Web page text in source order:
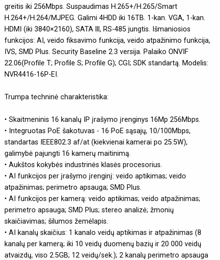
greitis iki 256Mbps. Suspaudimas H.265+/H.265/Smart
H.264+/H.264/MJPEG. Galimi 4HDD iki 16TB. 1-kan. VGA, 1-kan.
HDMI (iki 3840×2160), SATA lll, RS-485 jungtis. Išmaniosios
funkcijos: AI, veido fiksavimo funkcija, veido atpažinimo funkcija,
IVS, SMD Plus. Security Baseline 2.3 versija. Palaiko ONVIF
22.06(Profile T; Profile S; Profile G); CGI; SDK standartą. Modelis:
NVR4416-16P-EI.
Trumpa techninė charakteristika:
• Skaitmeninis 16 kanalų IP įrašymo įrenginys 16Mp 256Mbps.
• Integruotas PoE šakotuvas - 16 PoE sąsajų, 10/100Mbps,
standartas IEEE802.3 af/at (kiekvienai kamerai po 25.5W),
galimybė pajungti 16 kamerų maitinimą.
• Aukštos kokybės industrinės klasės procesorius.
• AI funkcijos per įrašymo įrenginį: veido aptikimas; veido
atpažinimas; perimetro apsauga; SMD Plus.
• AI funkcijos per kamerą: veido aptikimas; veido atpažinimas;
perimetro apsauga; SMD Plus; stereo analizė; žmonių
skaičiavimas; šilumos žemėlapis.
• AI kanalų skaičius: 1 kanalo veidų aptikimas ir atpažinimas (8
kanalų per kamerą; iki 10 veidų duomenų bazių ir 20 000 veidų
atvaizdų, viso 2.5GB; 12 veidų/sek.); 2 kanalų perimetro apsauga